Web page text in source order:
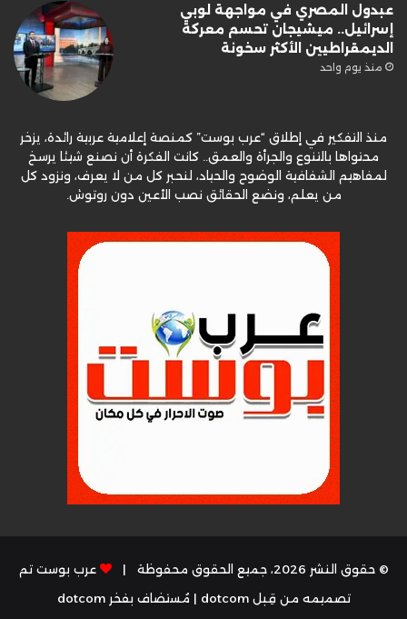
عبدول المصري في مواجهة لوبي
إسرائيل.. ميشيجان تحسم معركة
الديمقراطيين الأكثر سخونة
منذ يوم واحد
منذ التفكير في إطلاق “عرب بوست” كمنصة إعلامية عربية رائدة، يزخر
محتواها بالتنوع والجرأة والعمق.. كانت الفكرة أن نصنع شيئا يرسخ
لمفاهيم الشفافية الوضوح والحياد، لنحبر كل من لا يعرف، ونزود كل
من يعلم، ونضع الحقائق نصب الأعين دون روتوش.
© حقوق النشر 2026، جميع الحقوق محفوظة |
عرب بوست تم
تصميمه من قِبل dotcom
| مُستضاف بفخرdotcom